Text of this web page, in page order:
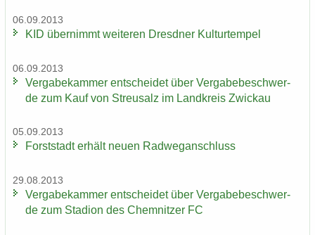
06.09.2013
KID über­nimmt wei­te­ren Dresd­ner Kul­tur­tem­pel
06.09.2013
Ver­ga­be­kam­mer ent­schei­det über Ver­ga­be­be­schwer­
de zum Kauf von Streu­salz im Land­kreis Zwi­ckau
05.09.2013
Forst­stadt er­hält neuen Rad­weg­an­schluss
29.08.2013
Ver­ga­be­kam­mer ent­schei­det über Ver­ga­be­be­schwer­
de zum Sta­di­on des Chem­nit­zer FC